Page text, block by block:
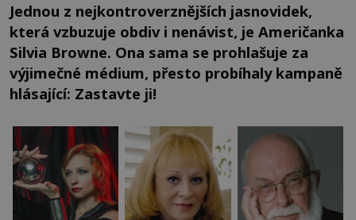
Jednou z nejkontroverznějších jasnovidek,
která vzbuzuje obdiv i nenávist, je Američanka
Silvia Browne. Ona sama se prohlašuje za
výjimečné médium, přesto probíhaly kampaně
hlásající: Zastavte ji!